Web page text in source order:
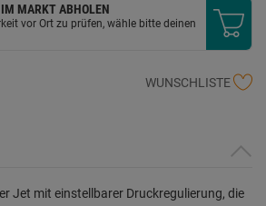
MARKT ABHOLEN
vor Ort zu prüfen, wähle bitte deinen
WUNSCHLISTE
Jet mit einstellbarer Druckregulierung, die